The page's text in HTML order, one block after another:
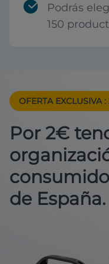
Podrás
150
OFERTA EXCLUSIVA :
Por 2€
de España.